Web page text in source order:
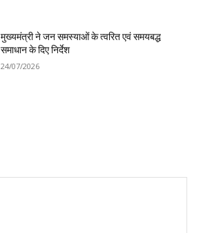
मुख्यमंत्री ने जन समस्याओं के त्वरित एवं समयबद्ध
समाधान के दिए निर्देश
24/07/2026